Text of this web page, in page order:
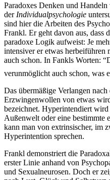
Paradoxes Denken und
der Individualpsychologie
sind hier die Arbeiten des
Frankl. Er geht davon aus, dass
paradoxe Logik aufweist: Je
intensiver er etwas herbeiführen
auch schon. In Fankls Worten:
verunmöglicht auch schon, was
Das übermäßige Verlangen
Erzwingenwollen von etwas
bezeichnet. Hyperintendiert
Außenwelt oder eine bestimmte
kann man von extrinsischer, im
Hyperintention sprechen.
Frankl demonstriert die
erster Linie anhand von
und Sexualneurosen. Doch er